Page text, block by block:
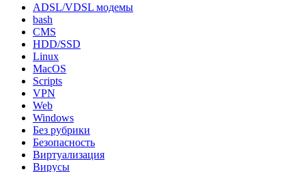
ADSL/VDSL модемы
bash
CMS
HDD/SSD
Linux
MacOS
Scripts
VPN
Web
Windows
Без рубрики
Безопасность
Виртуализация
Вирусы